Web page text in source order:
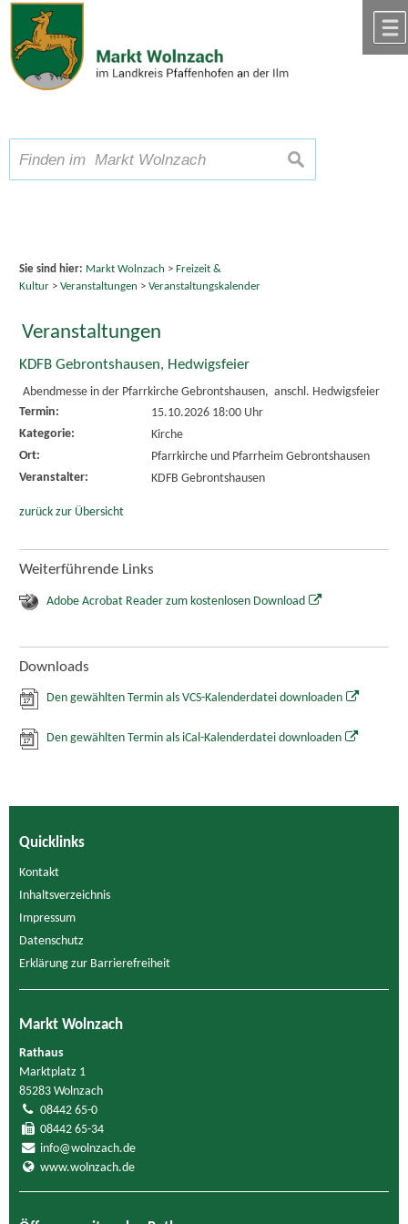
Zum Inhalt,zur Navigation
Schriftgröße A A A suchen
Sie sind hier: Markt Wolnzach > Freizeit &
Kultur> Veranstaltungen > Veranstaltungskalender
Veranstaltungen
KDFB Gebrontshausen, Hedwigsfeier
Abendmesse in der Pfarrkirche Gebrontshausen, anschl. Hedwigsfeier
Termin:
15.10.2026 18:00 Uhr
Kategorie:
Kirche
Ort:
Pfarrkirche und Pfarrheim Gebrontshausen
Veranstalter:
KDFB Gebrontshausen
zurück zur Übersicht
Weiterführende Links
Adobe Acrobat Reader zum kostenlosen Download
Downloads
Den gewählten Termin als VCS-Kalenderdatei downloaden
Den gewählten Termin als iCal-Kalenderdatei downloaden
Quicklinks
Kontakt
Inhaltsverzeichnis
Impressum
Datenschutz
Erklärung zur Barrierefreiheit
Markt Wolnzach
Rathaus
Marktplatz 1
85283 Wolnzach
08442 65-0
08442 65-34
info@wolnzach.de
www.wolnzach.de